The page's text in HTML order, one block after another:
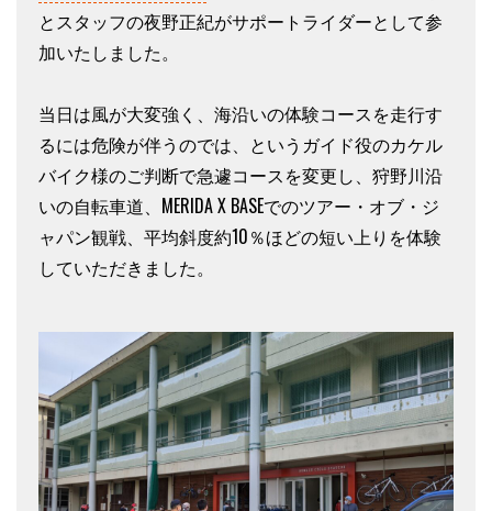
とスタッフの夜野正紀がサポートライダーとして参
加いたしました。
当日は風が大変強く、海沿いの体験コースを走行す
るには危険が伴うのでは、というガイド役のカケル
バイク様のご判断で急遽コースを変更し、狩野川沿
いの自転車道、MERIDA X BASEでのツアー・オブ・ジ
ャパン観戦、平均斜度約10％ほどの短い上りを体験
していただきました。